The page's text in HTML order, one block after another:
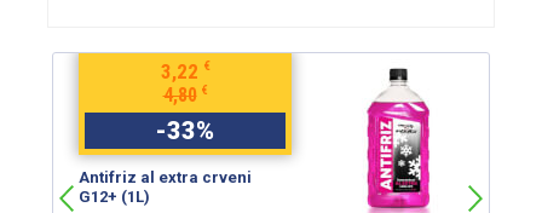
4,80 €
3,22 €
-33%
Antifriz al extra crveni
G12+ (1L)